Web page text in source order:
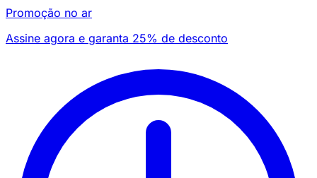
Promoção no ar
Assine agora e garanta 25% de desconto